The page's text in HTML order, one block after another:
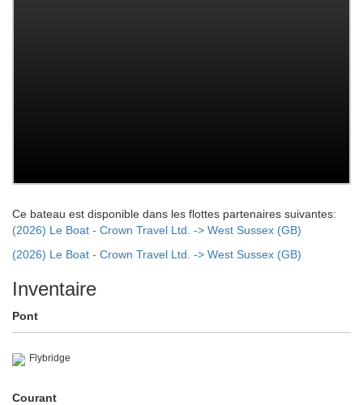
Ce bateau est disponible dans les flottes partenaires suivantes:
(2026) Le Boat - Crown Travel Ltd. -> West Sussex (GB)
(2026) Le Boat - Crown Travel Ltd. -> West Sussex (GB)
Inventaire
Pont
Flybridge
Courant